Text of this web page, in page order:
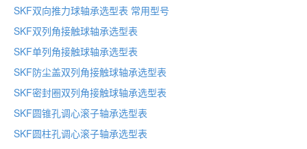
SKF双向推力球轴承选型表 常用型号
SKF双列角接触球轴承选型表
SKF单列角接触球轴承选型表
SKF防尘盖双列角接触球轴承选型表
SKF密封圈双列角接触球轴承选型表
SKF圆锥孔调心滚子轴承选型表
SKF圆柱孔调心滚子轴承选型表